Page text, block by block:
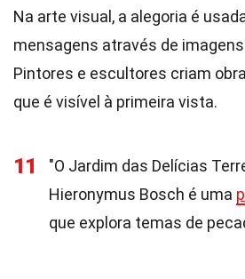
Na arte visual, a alegoria é
mensagens através de
Pintores e escultores criam
que é visível à primeira vista.
11
"O Jardim das Delícias
Hieronymus Bosch é uma
que explora temas de